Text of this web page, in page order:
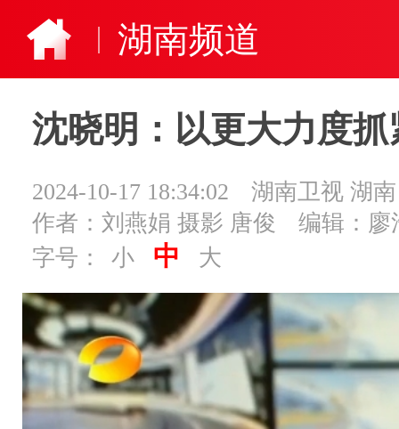
湖南频道
沈晓明：以更大力度
2024-10-17 18:34:02
湖南卫视 湖
作者：刘燕娟 摄影 唐俊
编辑：廖
字号：
小 中 大